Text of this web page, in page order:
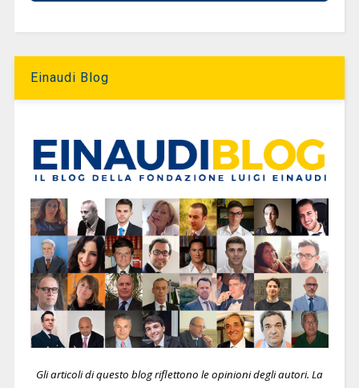
Einaudi Blog
Gli articoli di questo blog riflettono le opinioni degli autori. La